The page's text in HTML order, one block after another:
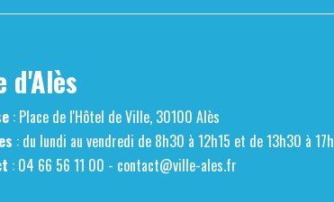
d'Alès
: Place de l'Hôtel de Ville, 30100 Alès
: du lundi au vendredi de 8h30 à 12h15 et de 13h30 à 17h
: 04 66 56 11 00 - contact@ville-ales.fr